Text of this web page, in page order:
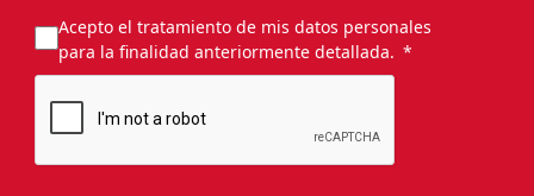
Acepto el tratamiento de mis datos personales
para la finalidad anteriormente detallada.